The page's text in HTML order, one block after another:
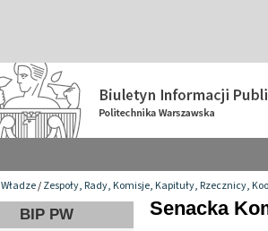
Władze/Zespoły, Rady, Komisje, Kapituły, Rzecznicy,
BIP PW Senacka